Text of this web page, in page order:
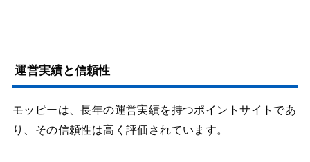
運営実績と信頼性
モッピーは、長年の運営実績を持つポイントサイトであ
り、その信頼性は高く評価されています。